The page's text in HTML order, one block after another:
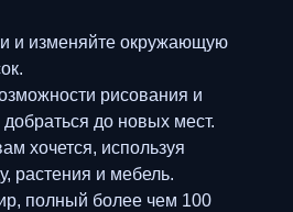
и изменяйте окружающую
рисования и
до новых мест.
хочется, используя
растения и мебель.
полный более чем 100